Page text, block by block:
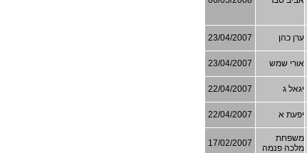
ערן כהן 23/04/2007
אורי שמש 23/04/2007
יגאל ג 22/04/2007
יפעת א
22/04/2007
משפחת
מלכה פנמה
17/02/2007